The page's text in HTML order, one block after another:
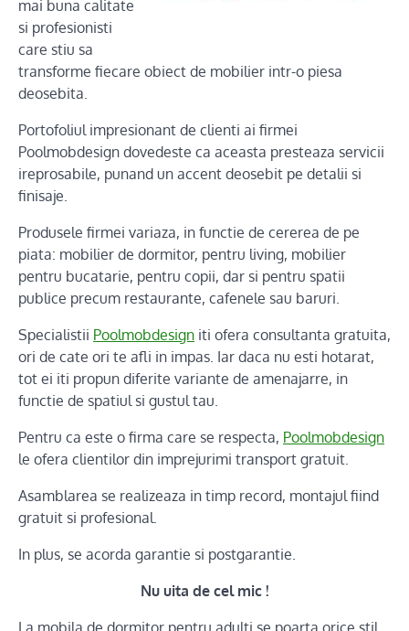
mai buna calitate
si profesionisti
care stiu sa
transforme fiecare obiect de mobilier intr-o piesa
deosebita.
Portofoliul impresionant de clienti ai firmei
Poolmobdesign dovedeste ca aceasta presteaza servicii
ireprosabile, punand un accent deosebit pe detalii si
finisaje.
Produsele firmei variaza, in functie de cererea de pe
piata: mobilier de dormitor, pentru living, mobilier
pentru bucatarie, pentru copii, dar si pentru spatii
publice precum restaurante, cafenele sau baruri.
Specialistii Poolmobdesign iti ofera consultanta gratuita,
ori de cate ori te afli in impas. Iar daca nu esti hotarat,
tot ei iti propun diferite variante de amenajarre, in
functie de spatiul si gustul tau.
Pentru ca este o firma care se respecta, Poolmobdesign
le ofera clientilor din imprejurimi transport gratuit.
Asamblarea se realizeaza in timp record, montajul fiind
gratuit si profesional.
In plus, se acorda garantie si postgarantie.
Nu uita de cel mic !
La mobila de dormitor pentru adulti se poarta orice stil.